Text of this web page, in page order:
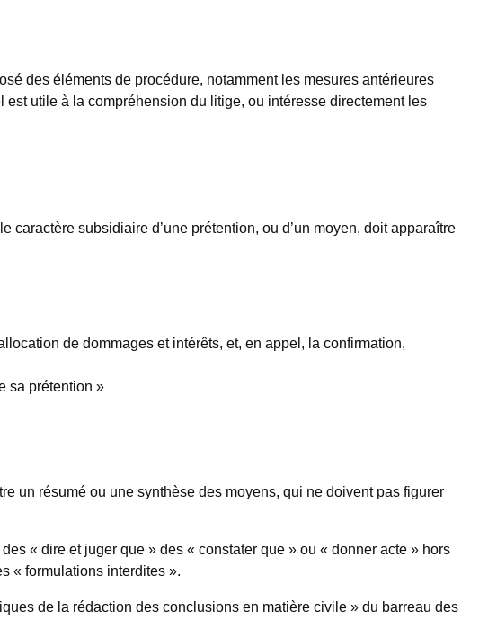
des éléments de procédure, notamment les mesures antérieures
utile à la compréhension du litige, ou intéresse directement les
subsidiaire d’une prétention, ou d’un moyen, doit apparaître
de dommages et intérêts, et, en appel, la confirmation,
sa prétention »
un résumé ou une synthèse des moyens, qui ne doivent pas figurer
« dire et juger que » des « constater que » ou « donner acte » hors
« formulations interdites ».
de la rédaction des conclusions en matière civile » du barreau des